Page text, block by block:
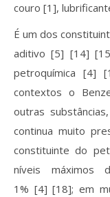
couro [1],
É um dos
aditivo [5] [14]
petroquímica [4]
contextos o
outras
continua muito
constituinte do
níveis máximos
1% [4] [18]; em